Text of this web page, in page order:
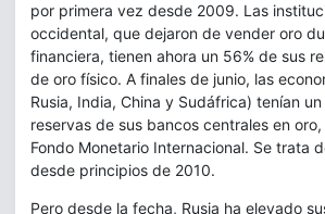
por primera vez desde 2009. Las
occidental, que dejaron de vender oro
financiera, tienen ahora un 56% de sus
de oro físico. A finales de junio, las
Rusia, India, China y Sudáfrica) tenían
reservas de sus bancos centrales en
Fondo Monetario Internacional. Se trata
desde principios de 2010.
Pero desde la fecha, Rusia ha elevado